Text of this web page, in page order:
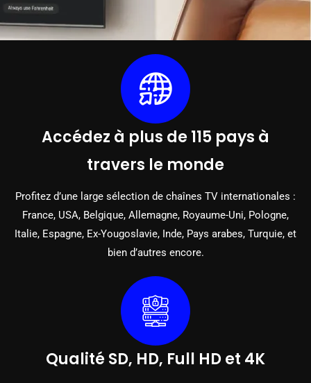
Accédez à plus de 115 pays à
travers le monde
Profitez d’une large sélection de chaînes TV internationales :
France, USA, Belgique, Allemagne, Royaume-Uni, Pologne,
Italie, Espagne, Ex-Yougoslavie, Inde, Pays arabes, Turquie, et
bien d’autres encore.
Qualité SD, HD, Full HD et 4K